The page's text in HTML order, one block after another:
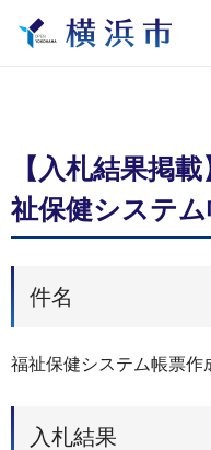
【入札結果掲
祉保健システ
件名
福祉保健システム帳票作
入札結果